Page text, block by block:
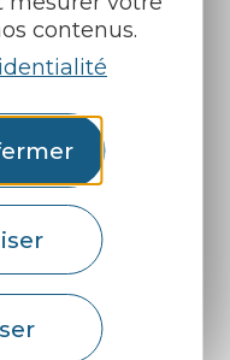
contenus.
: